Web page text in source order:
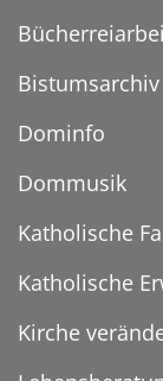
Bistumsarchiv
Dominfo
Dommusik
Katholische
Katholische
Kirche